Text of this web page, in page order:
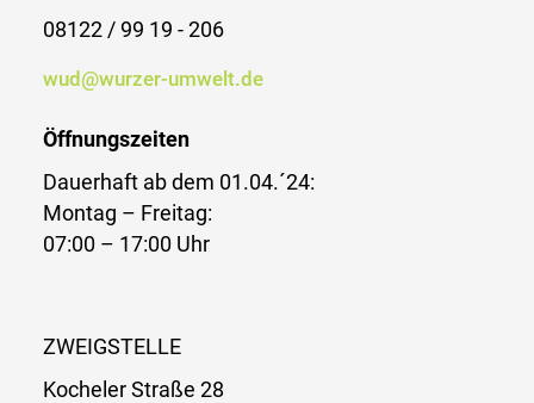
08122 / 99 19 - 206
wud@wurzer-umwelt.de
Öffnungszeiten
Dauerhaft ab dem 01.04.´24:
Montag – Freitag:
07:00 – 17:00 Uhr
ZWEIGSTELLE
Kocheler Straße 28